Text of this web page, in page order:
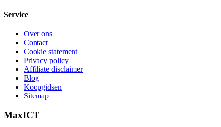
Service
Over ons
Contact
Cookie statement
Privacy policy
Affiliate disclaimer
Blog
Koopgidsen
Sitemap
MaxICT